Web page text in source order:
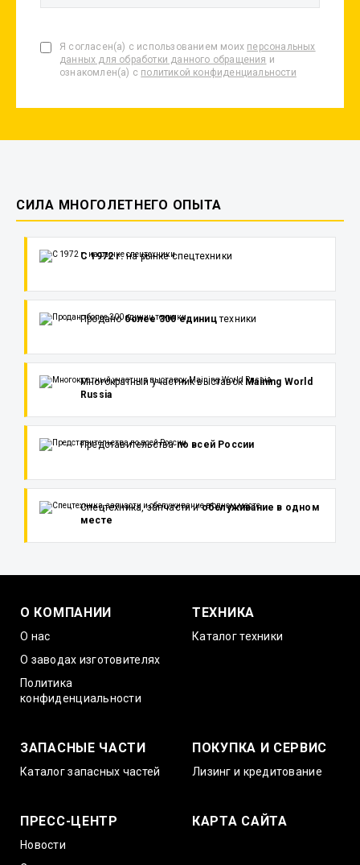
Я согласен(а) с использованием моих персональных
данных для обработки данного обращения и
ознакомлен(а) с политикой конфиденциальности
СИЛА МНОГОЛЕТНЕГО ОПЫТА
С 1972 г.на рынке спецтехники
Проданоболее 300 едиництехники
Многократный участник выставок Maining World
Russia
Представительствапо всей России
Спецтехника, запчасти иобслуживание в одном
месте
О КОМПАНИИ
О нас
О заводах изготовителях
Политика
конфиденциальности
ТЕХНИКА
Каталог техники
ЗАПАСНЫЕ ЧАСТИ
Каталог запасных частей
ПОКУПКА И СЕРВИС
Лизинг и кредитование
ПРЕСС-ЦЕНТР
Новости
КАРТА САЙТА